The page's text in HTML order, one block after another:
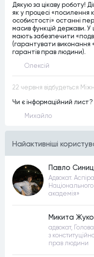
Дякую за цікаву роботу!
як у процесі «посилення
особистості» останні
масив функцій держави. У
мають забезпечити
(гарантувати виконання
гарантів прав людини).
Олексій
Чи є інформаційний лист?
Михайло
Найактивнiшi
Павло
Адвокат.
академія»
Микита
адвокат,
з
прав людини